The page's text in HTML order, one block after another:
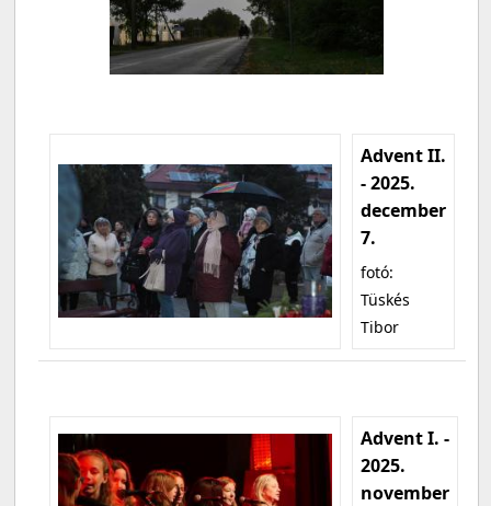
Advent II.
- 2025.
december
7.
fotó:
Tüskés
Tibor
Advent I. -
2025.
november